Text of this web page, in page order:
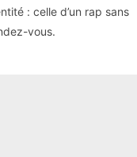
: celle d’un rap sans
vous.